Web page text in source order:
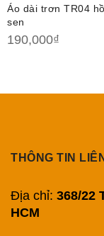
Áo dài trơn TR04
sen
190,000₫
THÔNG TIN
Địa chỉ: 368/22
HCM